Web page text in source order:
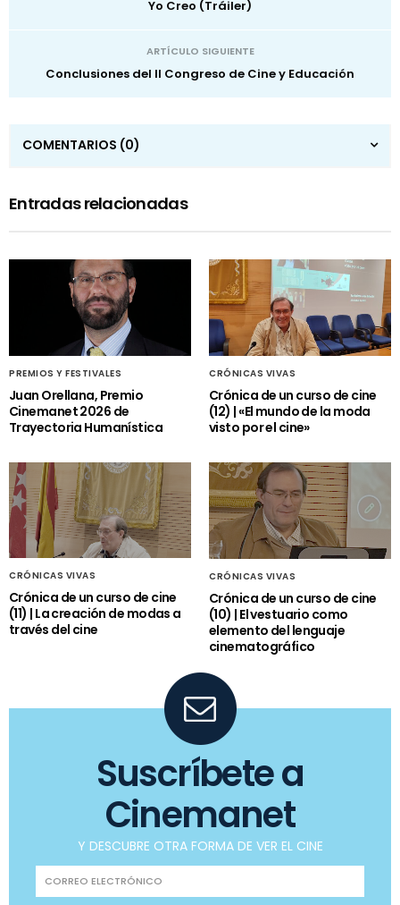
Yo Creo (Tráiler)
ARTÍCULO SIGUIENTE
Conclusiones del II Congreso de Cine y Educación
COMENTARIOS (0)
Entradas relacionadas
PREMIOS Y FESTIVALES
Juan Orellana, Premio
Cinemanet 2026 de
Trayectoria Humanística
CRÓNICAS VIVAS
Crónica de un curso de cine
(12) | «El mundo de la moda
visto por el cine»
CRÓNICAS VIVAS
Crónica de un curso de cine
(11) | La creación de modas a
través del cine
CRÓNICAS VIVAS
Crónica de un curso de cine
(10) | El vestuario como
elemento del lenguaje
cinematográfico
Suscríbete a
Cinemanet
Y DESCUBRE OTRA FORMA DE VER EL CINE